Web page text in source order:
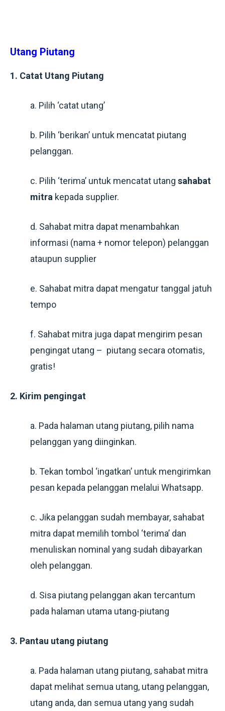
Utang Piutang
1. Catat Utang Piutang
a. Pilih ‘catat utang’
b. Pilih ‘berikan’ untuk mencatat piutang
pelanggan.
c. Pilih ‘terima’ untuk mencatat utang sahabat
mitra kepada supplier.
d. Sahabat mitra dapat menambahkan
informasi (nama + nomor telepon) pelanggan
ataupun supplier
e. Sahabat mitra dapat mengatur tanggal jatuh
tempo
f. Sahabat mitra juga dapat mengirim pesan
pengingat utang – piutang secara otomatis,
gratis!
2. Kirim pengingat
a. Pada halaman utang piutang, pilih nama
pelanggan yang diinginkan.
b. Tekan tombol ‘ingatkan’ untuk mengirimkan
pesan kepada pelanggan melalui Whatsapp.
c. Jika pelanggan sudah membayar, sahabat
mitra dapat memilih tombol ‘terima’ dan
menuliskan nominal yang sudah dibayarkan
oleh pelanggan.
d. Sisa piutang pelanggan akan tercantum
pada halaman utama utang-piutang
3. Pantau utang piutang
a. Pada halaman utang piutang, sahabat mitra
dapat melihat semua utang, utang pelanggan,
utang anda, dan semua utang yang sudah